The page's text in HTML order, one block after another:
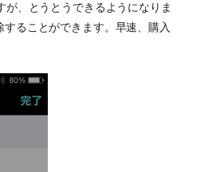
、とうとうできるようになりま
ることができます。早速、購入